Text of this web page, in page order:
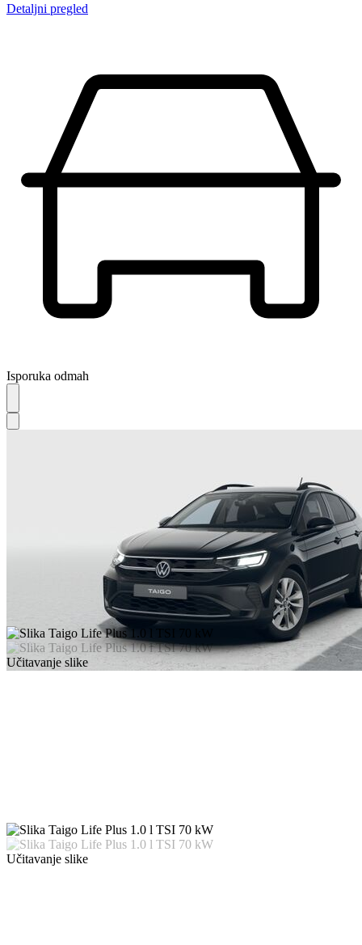
Detaljni pregled
Isporuka odmah
Učitavanje slike
Učitavanje slike